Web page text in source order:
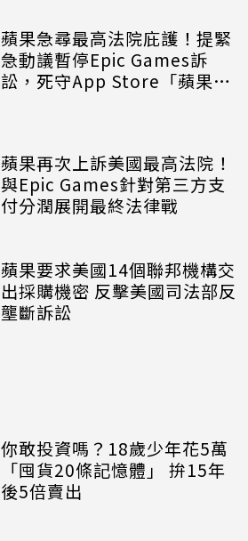
蘋果急尋最高法院庇護！提緊
急動議暫停Epic Games訴
訟，死守App Store「蘋果
蘋果再次上訴美國最高法院！
與Epic Games針對第三方支
付分潤展開最終法律戰
蘋果要求美國14個聯邦機構交
出採購機密 反擊美國司法部反
壟斷訴訟
你敢投資嗎？18歲少年花5萬
「囤貨20條記憶體」 拚15年
後5倍賣出